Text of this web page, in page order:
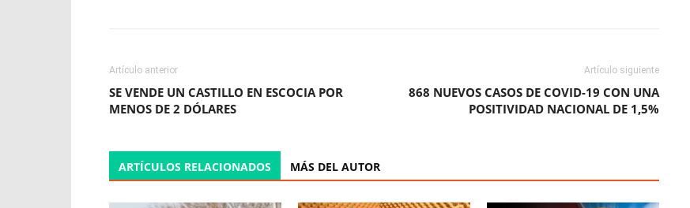
Artículo anterior
SE VENDE UN CASTILLO EN ESCOCIA POR
MENOS DE 2 DÓLARES
Artículo siguiente
868 NUEVOS CASOS DE COVID-19 CON UNA
POSITIVIDAD NACIONAL DE 1,5%
ARTÍCULOS RELACIONADOS MÁS DEL AUTOR